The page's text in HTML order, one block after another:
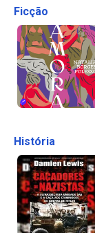
Ficção
História